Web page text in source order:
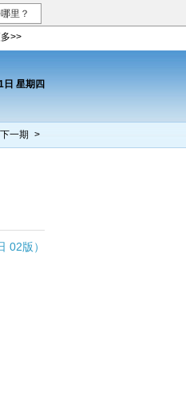
里？
>>
星期四
下一期 >
02版）